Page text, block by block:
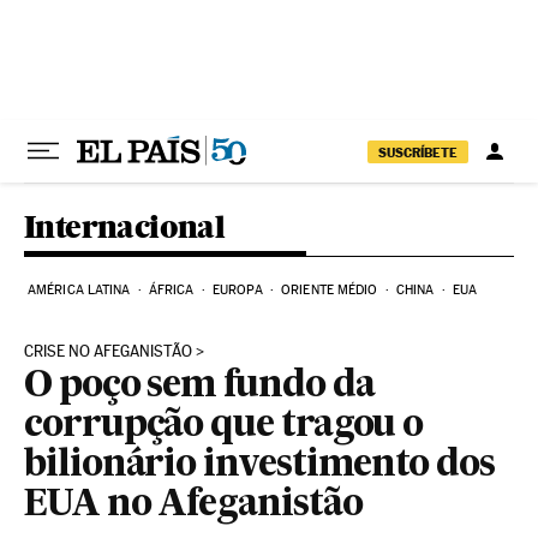
SUSCRÍBETE
Internacional
AMÉRICA LATINA ÁFRICA EUROPA ORIENTE MÉDIO CHINA EUA
CRISE NO AFEGANISTÃO
O poço sem fundo da
corrupção que tragou o
bilionário investimento dos
EUA no Afeganistão